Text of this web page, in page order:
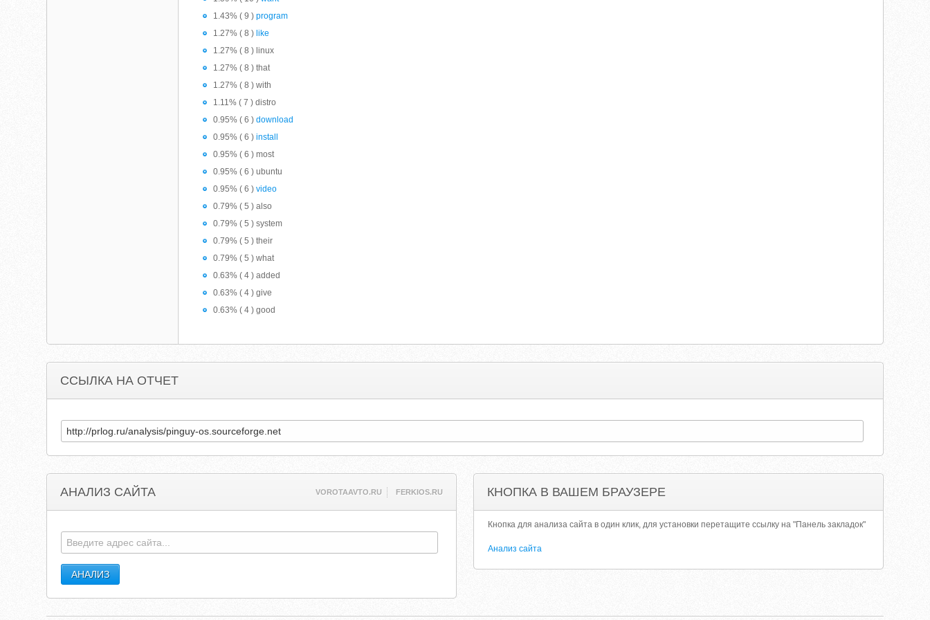
1.43% ( 9 )program
1.27% ( 8 ) like
1.27% ( 8 ) linux
1.27% ( 8 ) that
1.27% ( 8 ) with
1.11% ( 7 ) distro
0.95% ( 6 )download
0.95% ( 6 )install
0.95% ( 6 ) most
0.95% ( 6 ) ubuntu
0.95% ( 6 )video
0.79% ( 5 ) also
0.79% ( 5 ) system
0.79% ( 5 ) their
0.79% ( 5 ) what
0.63% ( 4 ) added
0.63% ( 4 ) give
0.63% ( 4 ) good
ССЫЛКА НА ОТЧЕТ
АНАЛИЗ САЙТА VOROTAAVTO.RU FERKIOS.RU КНОПКА В ВАШЕМ БРАУЗЕРЕ
Кнопка для анализа сайта в один клик, для установки перетащите ссылку на "Панель закладок"
Анализ сайта